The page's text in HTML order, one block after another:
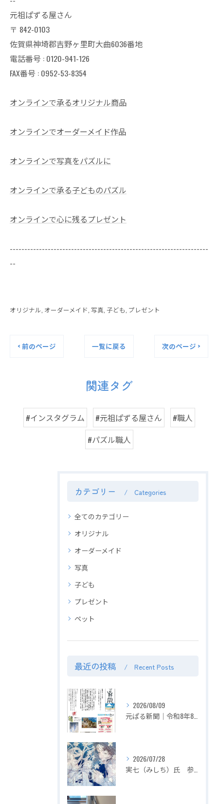
元祖ぱずる屋さん
〒 842-0103
佐賀県神埼郡吉野ヶ里町大曲6036番地
電話番号 : 0120-941-126
FAX番号 : 0952-53-8354
オンラインで承るオリジナル商品
オンラインでオーダーメイド作品
オンラインで写真をパズルに
オンラインで承る子どものパズル
オンラインで心に残るプレゼント
--------------------------------------------------------------------
--
オリジナル オーダーメイド 写真 子ども プレゼント
< 前のページ 一覧に戻る 次のページ >
関連タグ
#インスタグラム #元祖ぱずる屋さん
#職人
#パズル職人
カテゴリー Categories
全てのカテゴリー
オリジナル
オーダーメイド
写真
子ども
プレゼント
ペット
最近の投稿 Recent Posts
2026/08/09
2026/07/28